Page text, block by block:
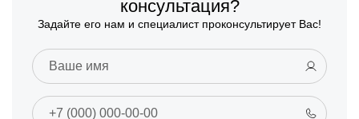
консультация?
Задайте его нам и специалист проконсультирует Вас!